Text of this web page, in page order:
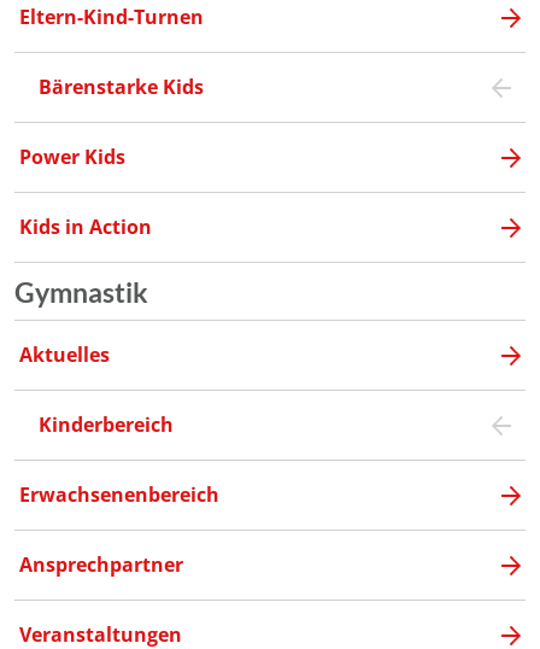
Eltern-Kind-Turnen
Bärenstarke Kids
Power Kids
Kids in Action
Gymnastik
Aktuelles
Kinderbereich
Erwachsenenbereich
Ansprechpartner
Veranstaltungen